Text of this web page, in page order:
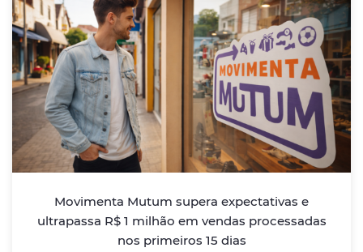
Movimenta Mutum supera expectativas e
ultrapassa R$ 1 milhão em vendas processadas
nos primeiros 15 dias
Movimenta Mutum supera expectativas e
ultrapassa R$ 1 milhão em vendas
processadas nos primeiros 15 dias
Campanha já soma mais de 17 mil cupons validados e
realiza neste domingo o primeiro sorteio de R$ 10 mil
LEIA MAIS